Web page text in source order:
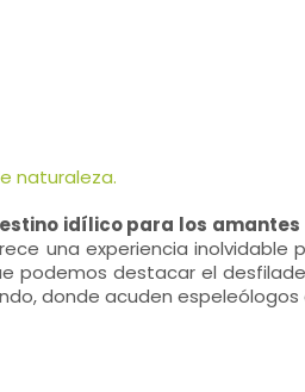
naturaleza.
idílico para los
una experiencia inolvidable
destacar el
donde acuden